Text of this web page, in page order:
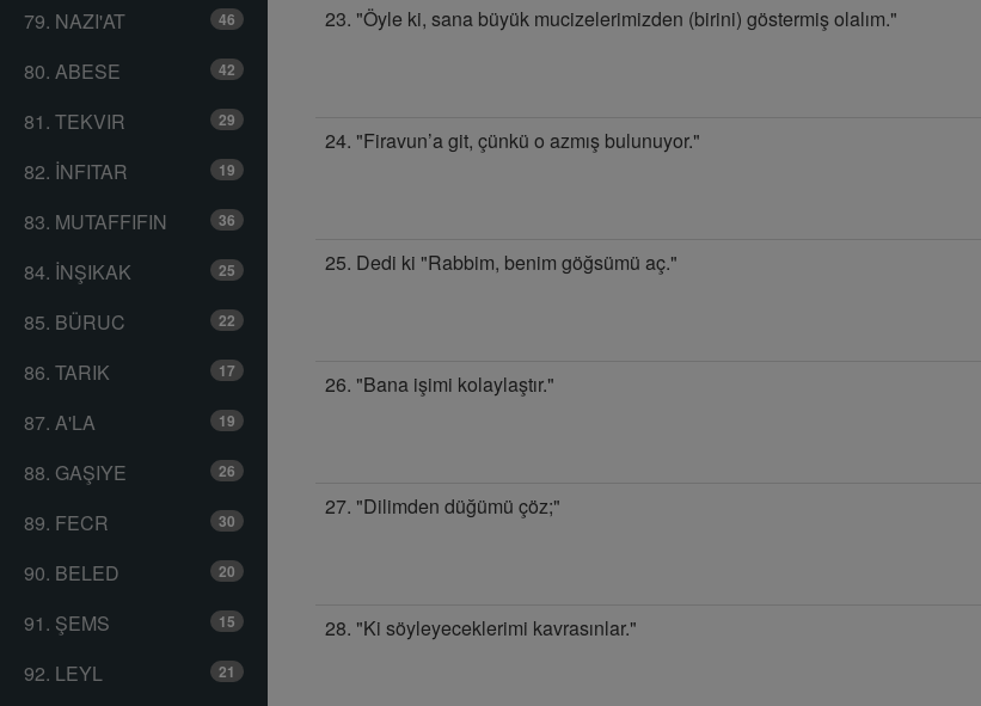
79. NAZI'AT 46
80. ABESE 42
81. TEKVIR 29
82. İNFITAR 19
83. MUTAFFIFIN 36
84. İNŞIKAK 25
85. BÜRUC 22
86. TARIK 17
87. A'LA 19
88. GAŞIYE 26
89. FECR 30
90. BELED 20
91. ŞEMS 15
92. LEYL 21
23. "Öyle ki, sana büyük mucizelerimizden (birini) göstermiş olalım."
24. "Firavun’a git, çünkü o azmış bulunuyor."
25. Dedi ki "Rabbim, benim göğsümü aç."
26. "Bana işimi kolaylaştır."
27. "Dilimden düğümü çöz;"
28. "Ki söyleyeceklerimi kavrasınlar."